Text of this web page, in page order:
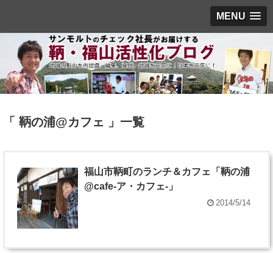
MENU
「 鞆の浦@カフェ 」一覧
福山市鞆町のランチ＆カフェ「鞆の浦
@cafe-ア・カフェ-」
2014/5/14